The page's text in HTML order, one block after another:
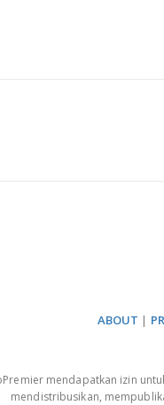
ABOUT |
mendapatkan izin
mendistribusikan,